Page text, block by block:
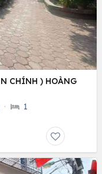
CHÍNH ) HOÀNG
· 1